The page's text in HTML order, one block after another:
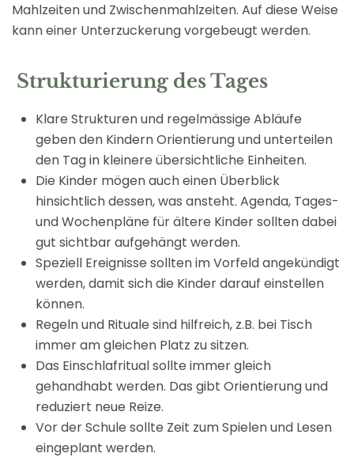
Mahlzeiten und Zwischenmahlzeiten. Auf diese Weise
kann einer Unterzuckerung vorgebeugt werden.
Strukturierung des Tages
Klare Strukturen und regelmässige Abläufe
geben den Kindern Orientierung und unterteilen
den Tag in kleinere übersichtliche Einheiten.
Die Kinder mögen auch einen Überblick
hinsichtlich dessen, was ansteht. Agenda, Tages-
und Wochenpläne für ältere Kinder sollten dabei
gut sichtbar aufgehängt werden.
Speziell Ereignisse sollten im Vorfeld angekündigt
werden, damit sich die Kinder darauf einstellen
können.
Regeln und Rituale sind hilfreich, z.B. bei Tisch
immer am gleichen Platz zu sitzen.
Das Einschlafritual sollte immer gleich
gehandhabt werden. Das gibt Orientierung und
reduziert neue Reize.
Vor der Schule sollte Zeit zum Spielen und Lesen
eingeplant werden.